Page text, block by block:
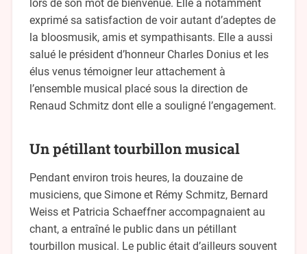
lors de son mot de bienvenue. Elle a notamment
exprimé sa satisfaction de voir autant d’adeptes de
la bloosmusik, amis et sympathisants. Elle a aussi
salué le président d’honneur Charles Donius et les
élus venus témoigner leur attachement à
l’ensemble musical placé sous la direction de
Renaud Schmitz dont elle a souligné l’engagement.
Un pétillant tourbillon musical
Pendant environ trois heures, la douzaine de
musiciens, que Simone et Rémy Schmitz, Bernard
Weiss et Patricia Schaeffner accompagnaient au
chant, a entraîné le public dans un pétillant
tourbillon musical. Le public était d’ailleurs souvent